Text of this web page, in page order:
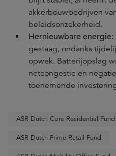
akkerbouwbedrijven
beleidsonzekerheid.
Hernieuwbare energie:
gestaag, ondanks
opwek. Batterijopslag
netcongestie en
toenemende
ASR Dutch Core Residential Fund
ASR Dutch Prime Retail Fund